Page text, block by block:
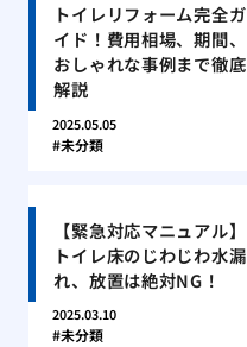
トイレリフォーム完全ガ
イド！費用相場、期間、
おしゃれな事例まで徹底
解説
2025.05.05
未分類
【緊急対応マニュアル】
トイレ床のじわじわ水漏
れ、放置は絶対NG！
2025.03.10
未分類